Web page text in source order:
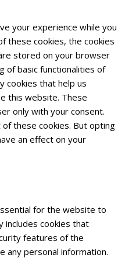
your experience while you
these cookies, the cookies
stored on your browser
of basic functionalities of
cookies that help us
this website. These
only with your consent.
these cookies. But opting
an effect on your
for the website to
includes cookies that
features of the
any personal information.